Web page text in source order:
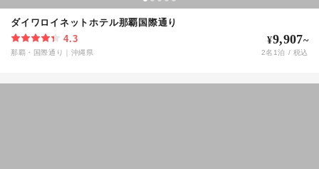
ダイワロイネットホテル那覇国際通り
4.3
那覇・国際通り 沖縄県
¥9,907~
2名 1泊 / 税込